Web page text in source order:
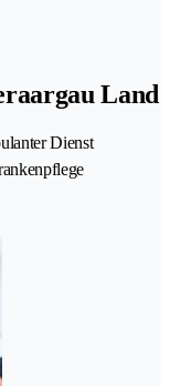
Land
Dienst